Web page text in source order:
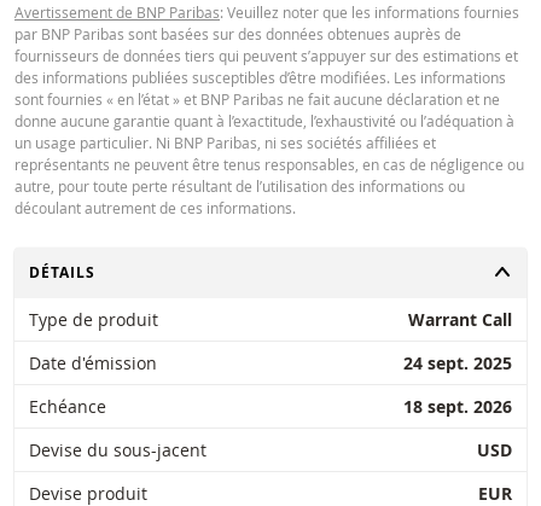
Avertissement de BNP Paribas: Veuillez noter que les informations fournies
par BNP Paribas sont basées sur des données obtenues auprès de
fournisseurs de données tiers qui peuvent s’appuyer sur des estimations et
des informations publiées susceptibles d’être modifiées. Les informations
sont fournies « en l’état » et BNP Paribas ne fait aucune déclaration et ne
donne aucune garantie quant à l’exactitude, l’exhaustivité ou l’adéquation à
un usage particulier. Ni BNP Paribas, ni ses sociétés affiliées et
représentants ne peuvent être tenus responsables, en cas de négligence ou
autre, pour toute perte résultant de l’utilisation des informations ou
découlant autrement de ces informations.
CHANGER
DÉTAILS
Type de produit
Warrant Call
Date d'émission
24 sept. 2025
Echéance
18 sept. 2026
Devise du sous-jacent
USD
Devise produit
EUR